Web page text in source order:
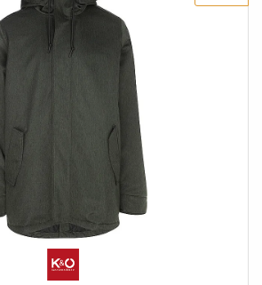
hydrofuge 100 % polyester résistant
droite avec patte de boutonnage
avec poignets côtelés pour un
légèrement allongé et arrondi dans le
doubles avec bouton-pression et
d'eau : 11000 Respirabilité : 5000
de la couleur : Pine Green Matière
: 100% polyester